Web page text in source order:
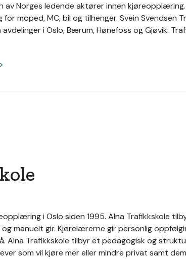
av Norges ledende aktører innen kjøreopplæring.
moped, MC, bil og tilhenger. Svein Svendsen
i Oslo, Bærum, Hønefoss og Gjøvik.
i Oslo siden 1995. Alna Trafikkskole
manuelt gir. Kjørelærerne gir personlig
Alna Trafikkskole tilbyr et pedagogisk og
som vil kjøre mer eller mindre privat samt